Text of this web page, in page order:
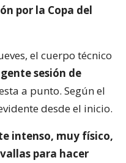
por la Copa del
el cuerpo técnico
sesión de
a punto. Según el
desde el inicio.
intenso, muy físico,
para hacer